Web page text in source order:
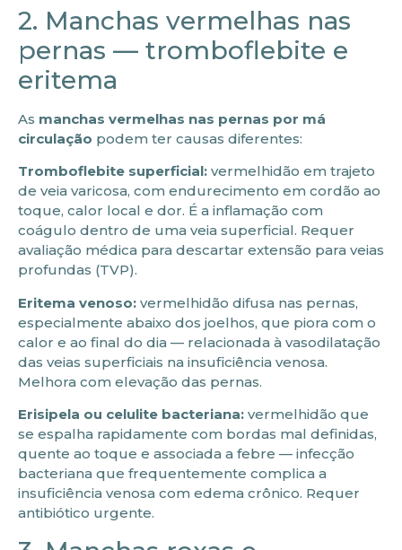
2. Manchas vermelhas nas
pernas — tromboflebite e
eritema
As manchas vermelhas nas pernas por má
circulação podem ter causas diferentes:
Tromboflebite superficial: vermelhidão em trajeto
de veia varicosa, com endurecimento em cordão ao
toque, calor local e dor. É a inflamação com
coágulo dentro de uma veia superficial. Requer
avaliação médica para descartar extensão para veias
profundas (TVP).
Eritema venoso: vermelhidão difusa nas pernas,
especialmente abaixo dos joelhos, que piora com o
calor e ao final do dia — relacionada à vasodilatação
das veias superficiais na insuficiência venosa.
Melhora com elevação das pernas.
Erisipela ou celulite bacteriana: vermelhidão que
se espalha rapidamente com bordas mal definidas,
quente ao toque e associada a febre — infecção
bacteriana que frequentemente complica a
insuficiência venosa com edema crônico. Requer
antibiótico urgente.